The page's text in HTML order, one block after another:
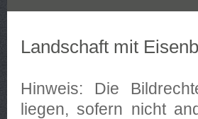
Landschaft mit
Hinweis: Die
liegen, sofern nicht